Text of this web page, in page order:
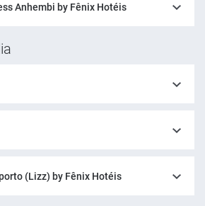
Anhembi by Fênix Hotéis
(Lizz) by Fênix Hotéis